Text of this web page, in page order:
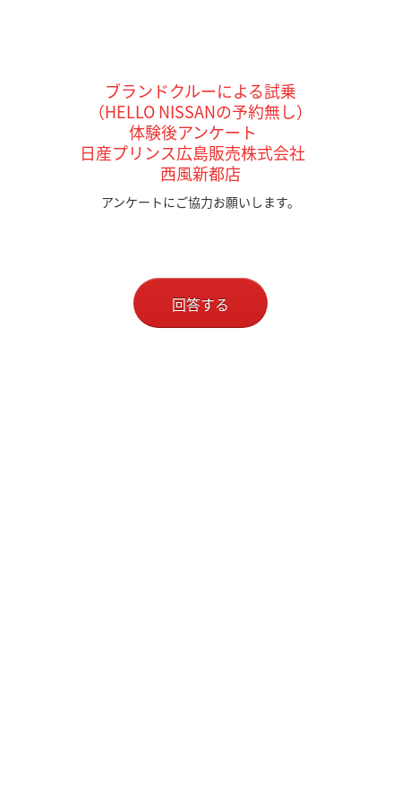
ブランドクルーによる試乗
（HELLO NISSANの予約無し）
体験後アンケート
日産プリンス広島販売株式会社
西風新都店
アンケートにご協力お願いします。
回答する